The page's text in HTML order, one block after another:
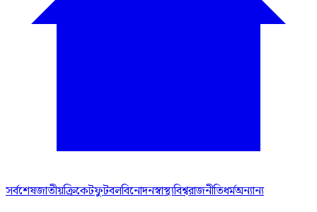
সর্বশেষজাতীয়ক্রিকেটফুটবলবিনোদনস্বাস্থ্যবিশ্বরাজনীতিধর্মঅন্যান্য